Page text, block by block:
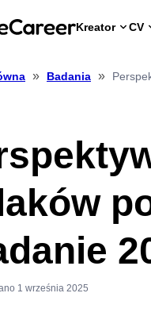
Kreator CV
» Badania »
1 września 2025